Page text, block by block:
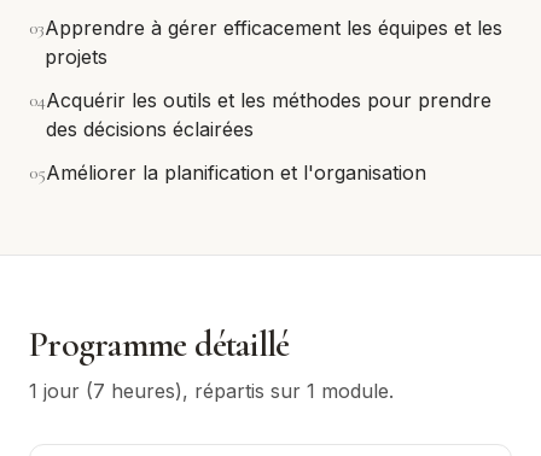
03Apprendre à gérer efficacement les équipes et les
projets
04Acquérir les outils et les méthodes pour prendre
des décisions éclairées
05Améliorer la planification et l'organisation
Programme détaillé
1 jour (7 heures), répartis sur 1 module.